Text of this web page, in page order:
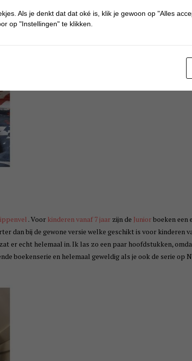
. Voor kinderen vanaf 7 jaar zijn de Juniorboeken een
dan bij de gewone versie welke geschikt is voor kinderen
er echt helemaal in. Ik las zo een paar hoofdstukken,
boekenserie en helemaal geweldig als je ook de serie op
Als je denkt dat dat oké is, klik je gewoon op "Alles
op "Instellingen" te klikken.